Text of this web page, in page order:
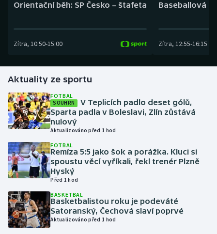
Házená
Jezdectví
Judo
Krasobruslení
Lezení
Lyže a snowboard
Moderní pětiboj
Orientační běh: SP Česko – štafeta
Zítra, 10:50-15:00
Baseballová
Zítra, 12:55-16:15
Aktuality ze sportu
FOTBAL
SOUHRN
V Teplicích padlo deset gólů,
Sparta padla v Boleslavi, Zlín zůstává
nulový
Aktualizováno před 1 hod
FOTBAL
Remíza 5:5 jako šok a porážka. Kluci si
spoustu věcí vyříkali, řekl trenér Plzně
Hyský
Před 1 hod
BASKETBAL
Basketbalistou roku je podeváté
Satoranský, Čechová slaví poprvé
Aktualizováno před 1 hod